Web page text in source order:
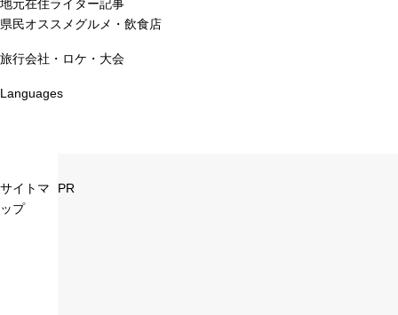
地元在住ライター記事
県民オススメグルメ・飲食店
旅行会社・ロケ・大会
Languages
サイトマ
ップ
PR